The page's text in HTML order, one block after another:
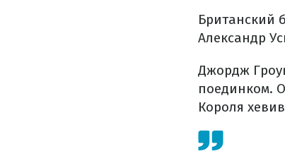
Британский
Александр
Джордж
поединком.
Короля